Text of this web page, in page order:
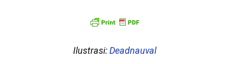
Ilustrasi:Deadnauval